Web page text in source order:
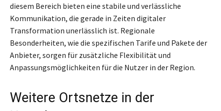
diesem Bereich bieten eine stabile und verlässliche
Kommunikation, die gerade in Zeiten digitaler
Transformation unerlässlich ist. Regionale
Besonderheiten, wie die spezifischen Tarife und Pakete der
Anbieter, sorgen für zusätzliche Flexibilität und
Anpassungsmöglichkeiten für die Nutzer in der Region.
Weitere Ortsnetze in der